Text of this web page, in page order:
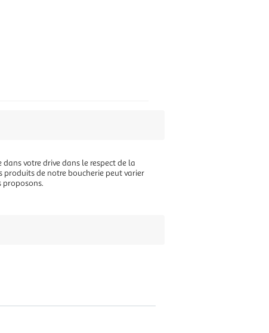
votre drive dans le respect de la
produits de notre boucherie peut varier
proposons.